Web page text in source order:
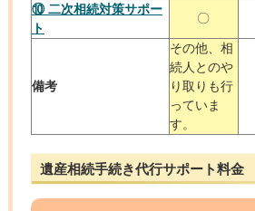
⑩ 二次相続対策サポー
ト
〇
備考
その他、相
続人とのや
り取りも行
っていま
す。
遺産相続手続き代行サポート料金